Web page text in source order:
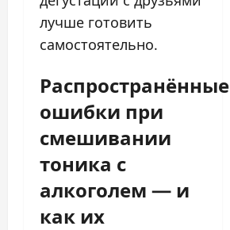
лучше готовить
самостоятельно.
Распространённые
ошибки при
смешивании
тоника с
алкоголем — и
как их